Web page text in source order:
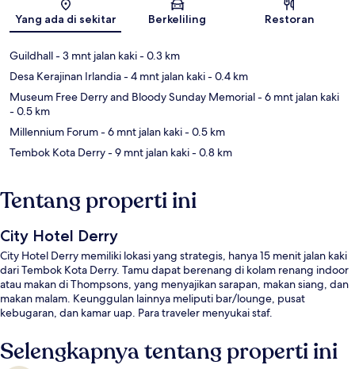
Peta
Yang ada di sekitar Berkeliling Restoran
Guildhall- 3 mnt jalan kaki- 0.3 km
Desa Kerajinan Irlandia- 4 mnt jalan kaki- 0.4 km
Museum Free Derry and Bloody Sunday Memorial- 6 mnt jalan kaki
- 0.5 km
Millennium Forum- 6 mnt jalan kaki- 0.5 km
Tembok Kota Derry- 9 mnt jalan kaki- 0.8 km
Tentang properti ini
City Hotel Derry
City Hotel Derry memiliki lokasi yang strategis, hanya 15 menit jalan kaki
dari Tembok Kota Derry. Tamu dapat berenang di kolam renang indoor
atau makan di Thompsons, yang menyajikan sarapan, makan siang, dan
makan malam. Keunggulan lainnya meliputi bar/lounge, pusat
kebugaran, dan kamar uap. Para traveler menyukai staf.
Selengkapnya tentang properti ini